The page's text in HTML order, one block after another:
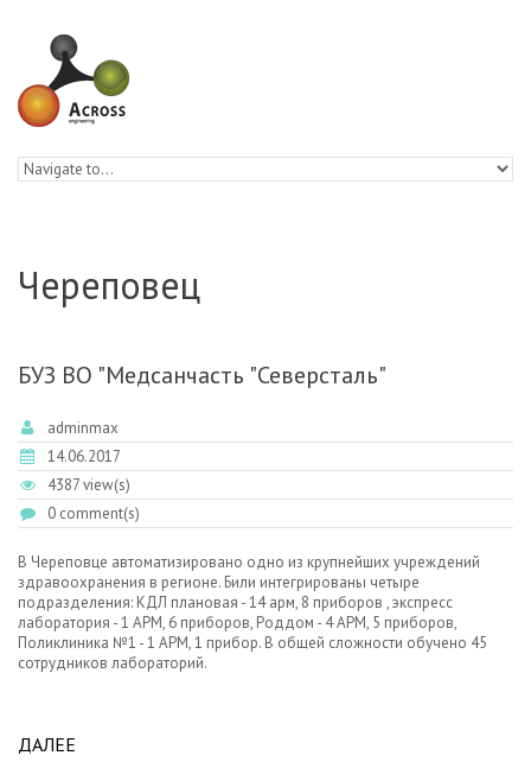
Череповец
БУЗ ВО "Медсанчасть "Северсталь"
adminmax
14.06.2017
4387 view(s)
0 comment(s)
В Череповце автоматизировано одно из крупнейших учреждений
здравоохранения в регионе. Били интегрированы четыре
подразделения: КДЛ плановая - 14 арм, 8 приборов , экспресс
лаборатория - 1 АРМ, 6 приборов, Роддом - 4АРМ, 5 приборов,
Поликлиника №1 - 1 АРМ, 1 прибор. В общей сложности обучено 45
сотрудников лабораторий.
ДАЛЕЕ